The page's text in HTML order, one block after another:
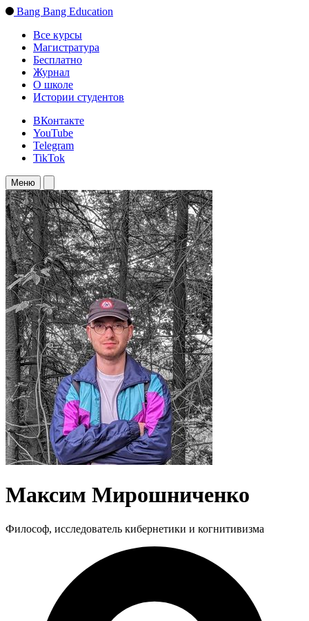
Bang Bang Education
Все курсы
Магистратура
Бесплатно
Журнал
О школе
Истории студентов
ВКонтакте
YouTube
Telegram
TikTok
Меню
Максим Мирошниченко
Философ, исследователь кибернетики и когнитивизма